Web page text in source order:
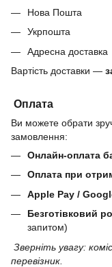
Нова Пошта
Укрпошта
Адресна доставка
Вартість доставки —
Оплата
Ви можете обрати
замовлення:
Онлайн-оплата
Оплата при
Apple Pay /
Безготівковий
запитом)
Зверніть увагу:
перевізник.